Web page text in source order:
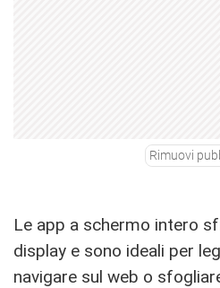
Rimuovi
Le app a schermo intero
display e sono ideali per
navigare sul web o